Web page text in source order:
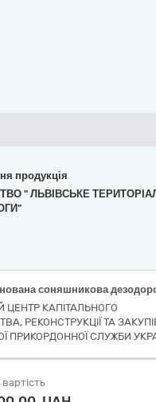
продукція
" ЛЬВІВСЬКЕ
ЦЕНТР КАПІТАЛЬНОГО
РЕКОНСТРУКЦІЇ ТА
ПРИКОРДОННОЇ СЛУЖБИ